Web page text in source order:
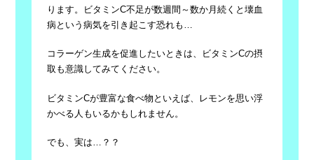
ります。ビタミンC不足が数週間～数か月続くと壊血
病 という病気を引き起こす恐れも…
コラーゲン生成を促進したいときは、ビタミンCの摂
取も意識してみてください。
ビタミンCが豊富な食べ物といえば、レモンを思い浮
かべる人もいるかもしれません。
でも、実は…？？